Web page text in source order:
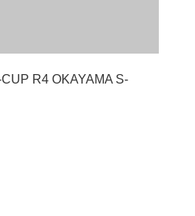
R4 OKAYAMA S-